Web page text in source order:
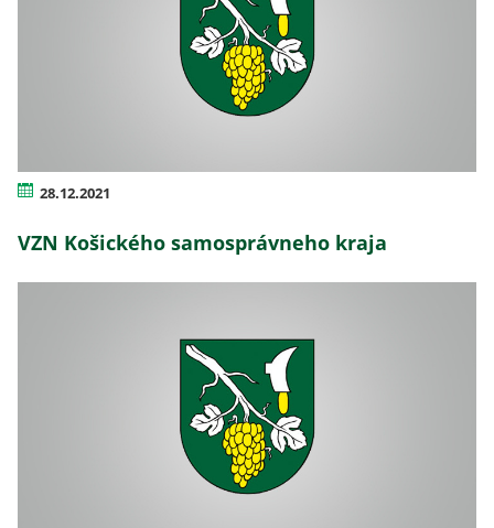
28.12.2021
VZN Košického samosprávneho kraja